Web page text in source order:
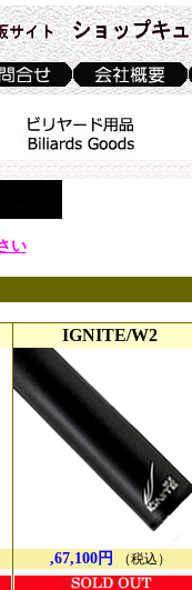
い
IGNITE/W2
,67,100円 （税込）